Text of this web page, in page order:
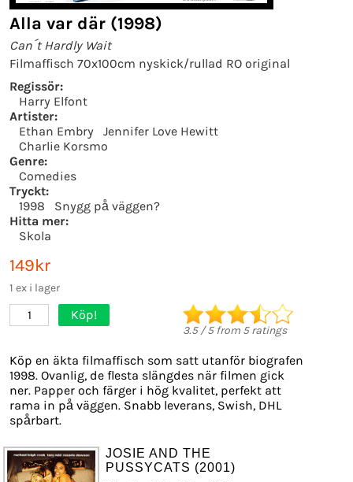
Alla var där (1998)
Can´t Hardly Wait
Filmaffisch 70x100cm nyskick/rullad RO original
Regissör:
Harry Elfont
Artister:
Ethan Embry
Jennifer Love Hewitt
Charlie Korsmo
Genre:
Comedies
Tryckt:
1998
Snygg på väggen?
Hitta mer:
Skola
149kr
1 ex i lager
1 Köp!
3.5/5from 5ratings
Köp en äkta filmaffisch som satt utanför biografen
1998. Ovanlig, de flesta slängdes när filmen gick
ner. Papper och färger i hög kvalitet, perfekt att
rama in på väggen. Snabb leverans, Swish, DHL
spårbart.
JOSIE AND THE
PUSSYCATS (2001)